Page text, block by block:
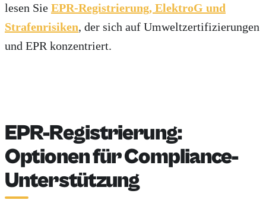
lesen Sie EPR-Registrierung, ElektroG und
Strafenrisiken, der sich auf Umweltzertifizierungen
und EPR konzentriert.
EPR-Registrierung:
Optionen für Compliance-
Unterstützung